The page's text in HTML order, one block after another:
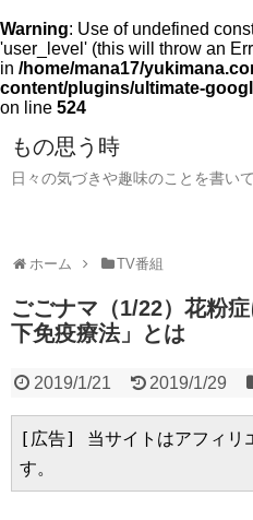
Warning: Use of undefined
'user_level' (this will throw an
in /home/mana17/
content/plugins/ultimate-
on line 524
もの思う時
日々の気づきや趣味のことを書いて
ホーム TV番組
ごごナマ（1/22）花粉
下免疫療法」とは
2019/1/21 2019/1/29
[広告] 当サイトはアフィリ
す。